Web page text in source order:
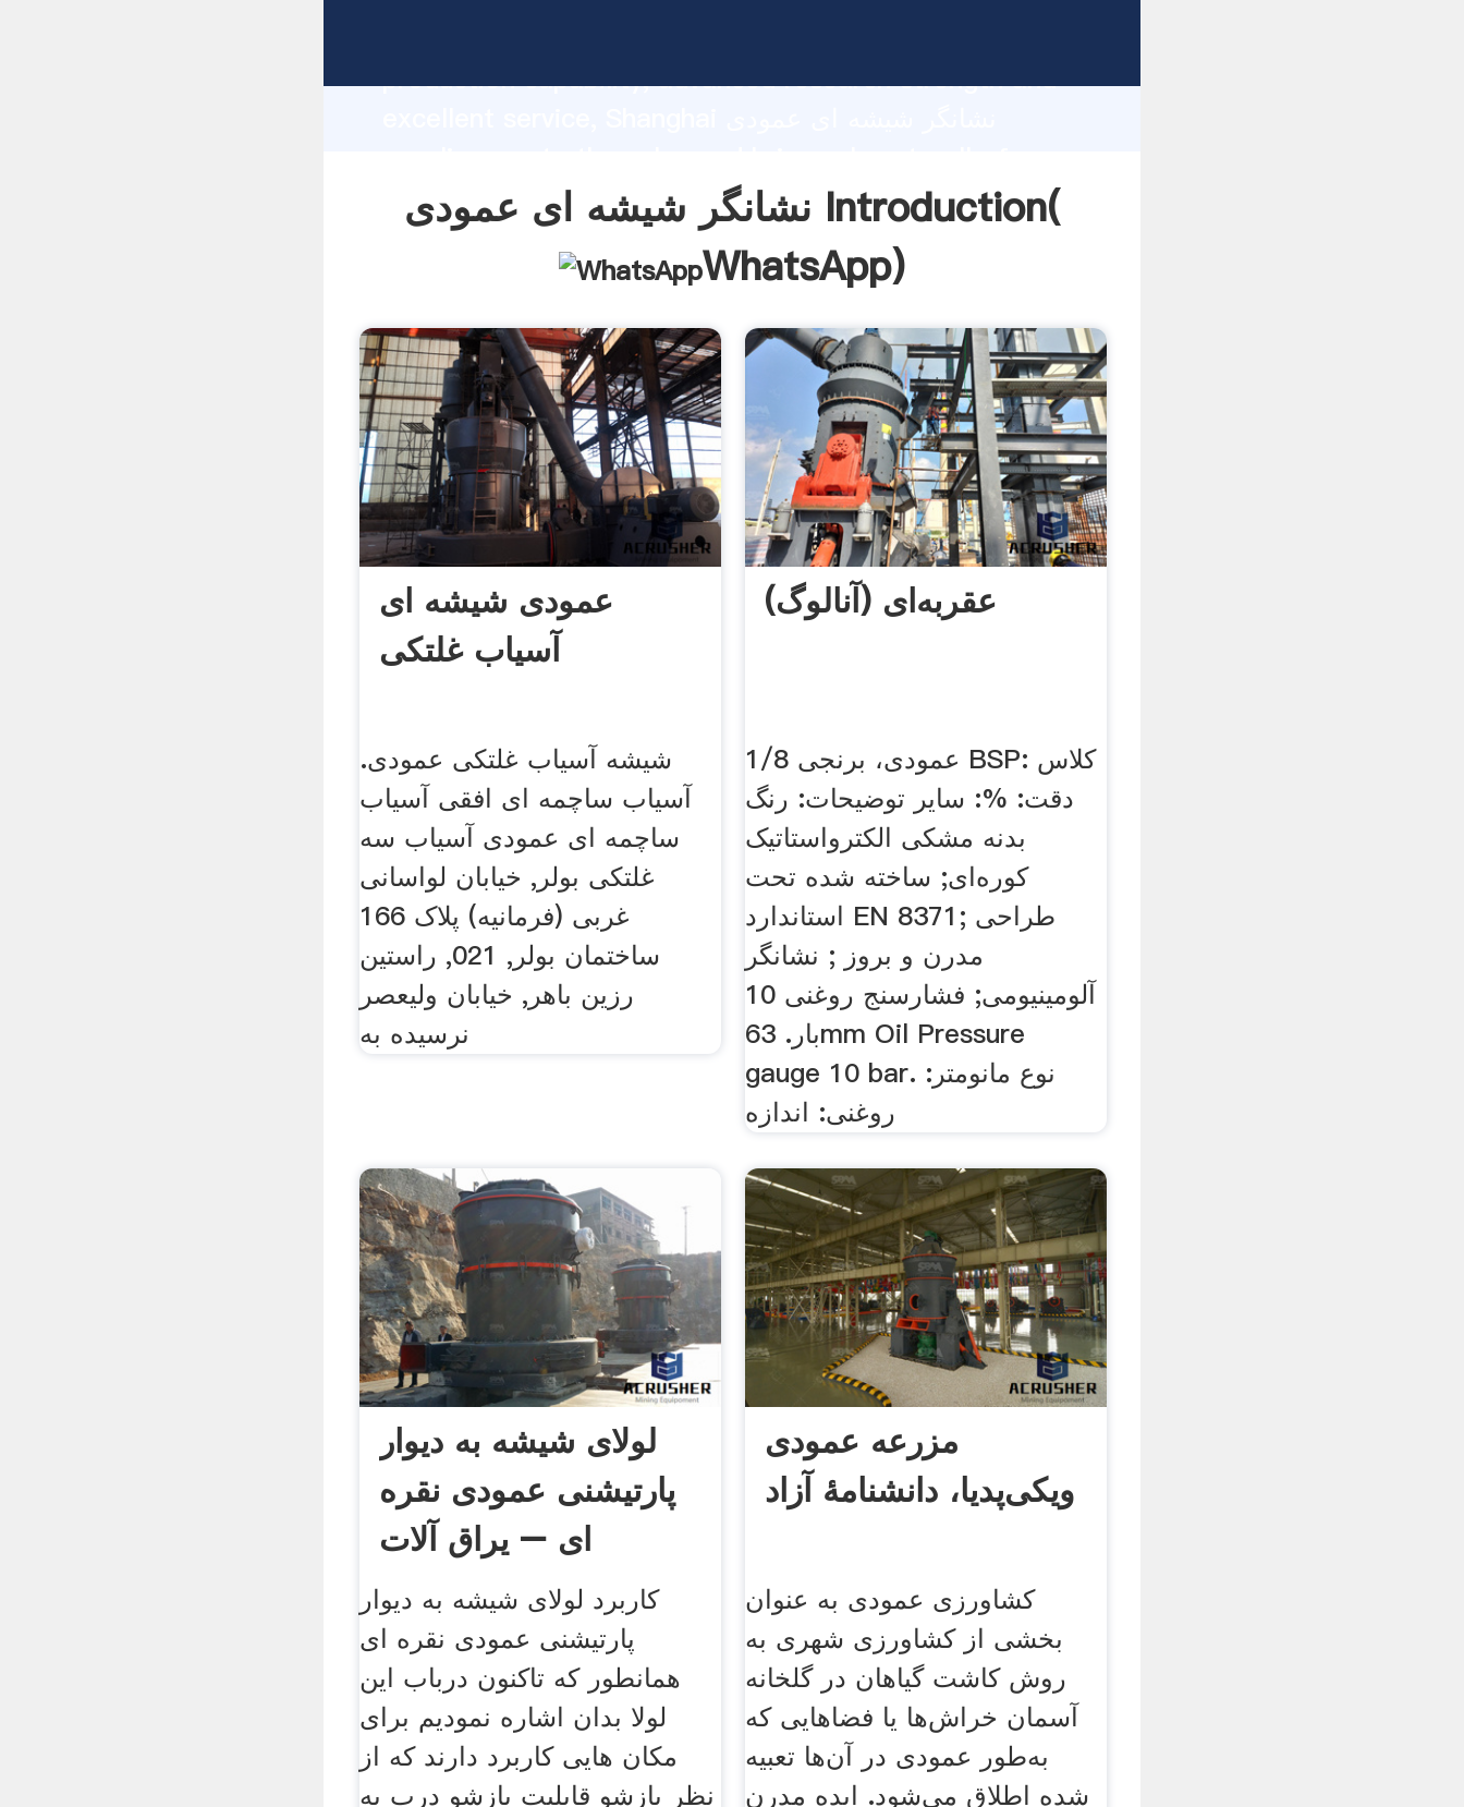
production capability, advanced research strength and
customers.
نشانگر شیشه ای عمودی Introduction(
WhatsApp)
عمودی شیشه ای
آسیاب غلتکی
شیشه آسیاب غلتکی عمودی.
آسیاب ساچمه ای افقی آسیاب
ساچمه ای عمودی آسیاب سه
غلتکی بولر, خیابان لواسانی
غربی (فرمانیه) پلاک 166
ساختمان بولر, 021, راستین
رزین باهر, خیابان ولیعصر
نرسیده به
عقربه‌ای (آنالوگ)
عمودی، برنجی 1/8 BSP: کلاس
دقت: %: سایر توضیحات: رنگ
بدنه مشکی الکترواستاتیک
کوره‌ای; ساخته شده تحت
استاندارد EN 8371; طراحی
مدرن و بروز ; نشانگر
آلومینیومی; فشارسنج روغنی 10
بار. 63mm Oil Pressure
gauge 10 bar. نوع مانومتر:
روغنی: اندازه
لولای شیشه به دیوار
پارتیشنی عمودی نقره
ای – یراق آلات
کاربرد لولای شیشه به دیوار
پارتیشنی عمودی نقره ای
همانطور که تاکنون درباب این
لولا بدان اشاره نمودیم برای
مکان هایی کاربرد دارند که از
نظر بازشو قابلیت بازشو درب به
مزرعه عمودی
ویکی‌پدیا، دانشنامهٔ آزاد
کشاورزی عمودی به عنوان
بخشی از کشاورزی شهری به
روش کاشت گیاهان در گلخانه
آسمان خراش‌ها یا فضاهایی که
به‌طور عمودی در آن‌ها تعبیه
شده اطلاق می‌شود. ایده مدرن